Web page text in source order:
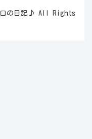
ロの日記♪ All Rights